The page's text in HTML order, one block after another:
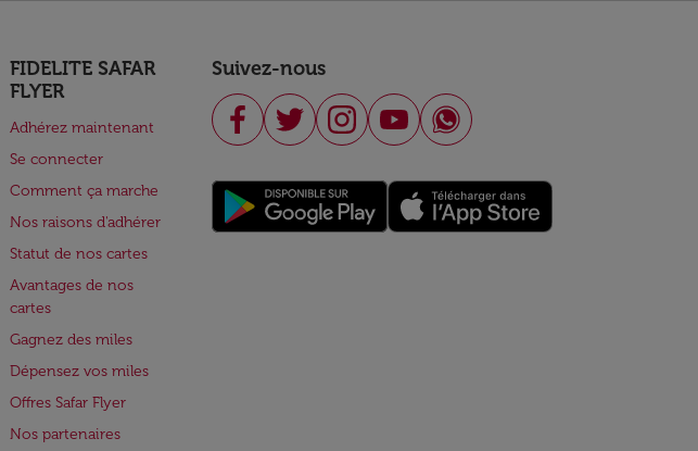
FIDELITE SAFAR
FLYER
Adhérez maintenant
Se connecter
Comment ça marche
Nos raisons d'adhérer
Statut de nos cartes
Avantages de nos
cartes
Gagnez des miles
Dépensez vos miles
Offres Safar Flyer
Nos partenaires
Suivez-nous